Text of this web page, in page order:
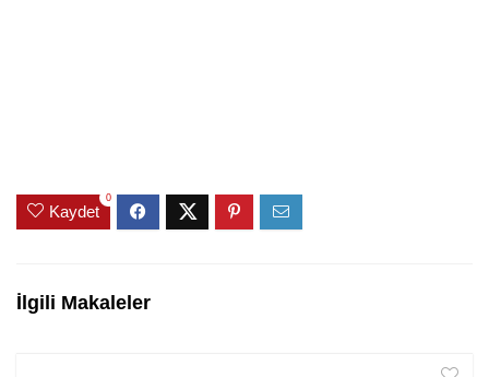
Kaydet
0
İlgili Makaleler